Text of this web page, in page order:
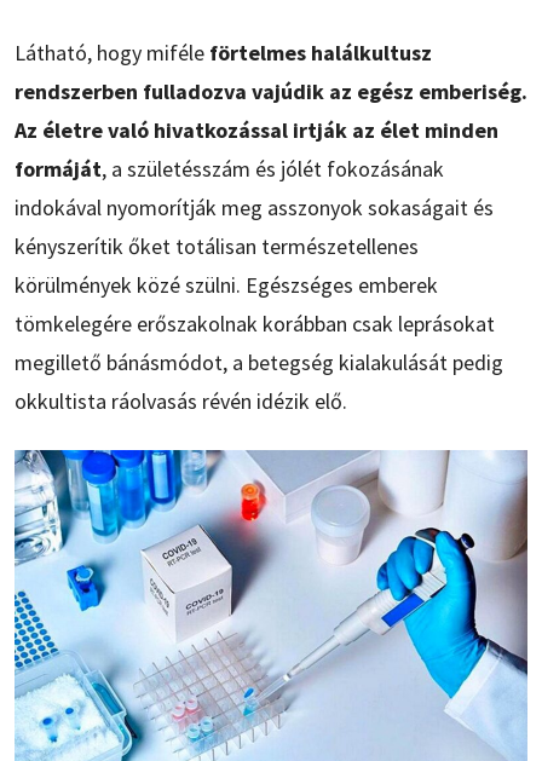
Látható, hogy miféle förtelmes halálkultusz
rendszerben fulladozva vajúdik az egész emberiség.
Az életre való hivatkozással irtják az élet minden
formáját, a születésszám és jólét fokozásának
indokával nyomorítják meg asszonyok sokaságait és
kényszerítik őket totálisan természetellenes
körülmények közé szülni. Egészséges emberek
tömkelegére erőszakolnak korábban csak leprásokat
megillető bánásmódot, a betegség kialakulását pedig
okkultista ráolvasás révén idézik elő.